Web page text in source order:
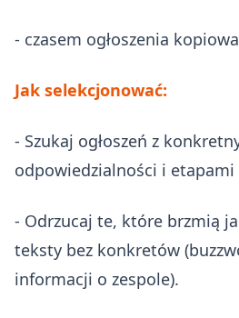
- czasem ogłoszenia
Jak selekcjonować:
- Szukaj ogłoszeń z
odpowiedzialności i
- Odrzucaj te, które brzmią
teksty bez konkretów
informacji o zespole).